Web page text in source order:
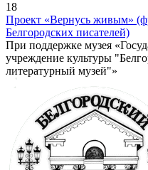
18
Проект «Вернусь живым»
Белгородских писателей)
При поддержке музея
учреждение культуры
литературный музей"»